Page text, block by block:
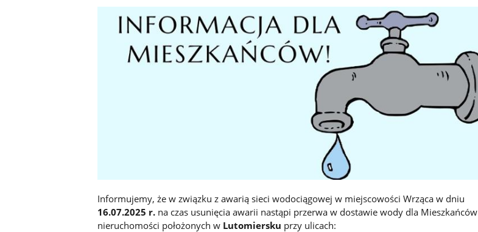
Informujemy, że w związku z awarią sieci wodociągowej w miejscowości Wrząca w dniu
16.07.2025 r.na czas usunięcia awarii nastąpi przerwa w dostawie wody dla Mieszkańców
nieruchomości położonych w Lutomiersku przy ulicach: